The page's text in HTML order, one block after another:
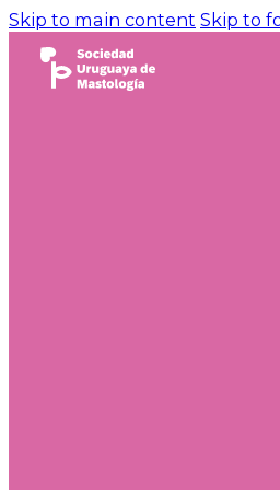
Skip to main content Skip to